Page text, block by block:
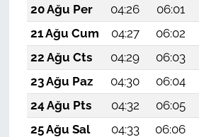
20 Ağu Per
04:26 06:01
21 Ağu Cum
04:27 06:02
22 Ağu Cts
04:29 06:03
23 Ağu Paz
04:30 06:04
24 Ağu Pts
04:32 06:05
25 Ağu Sal
04:33 06:06